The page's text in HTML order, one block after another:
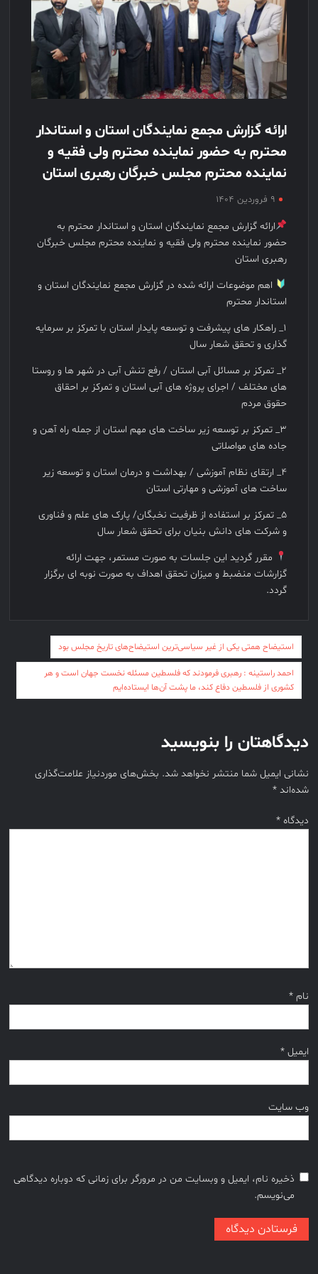
ارائه گزارش مجمع نمایندگان استان و استاندار
محترم به حضور نماینده محترم ولی فقیه و
نماینده محترم مجلس خبرگان رهبری استان
۹ فروردین ۱۴۰۴
ارائه گزارش مجمع نمایندگان استان و استاندار محترم به
حضور نماینده محترم ولی فقیه و نماینده محترم مجلس خبرگان
رهبری استان
اهم موضوعات ارائه شده در گزارش مجمع نمایندگان استان و
استاندار محترم
۱_ راهکار های پیشرفت و توسعه پایدار استان با تمرکز بر سرمایه
گذاری و تحقق شعار سال
۲_ تمرکز بر مسائل آبی استان / رفع تنش آبی در شهر ها و روستا
های مختلف / اجرای پروژه های آبی استان و تمرکز بر احقاق
حقوق مردم
۳_ تمرکز بر توسعه زیر ساخت های مهم استان از جمله راه آهن و
جاده های مواصلاتی
۴_ ارتقای نظام آموزشی / بهداشت و درمان استان و توسعه زیر
ساخت های آموزشی و مهارتی استان
۵_ تمرکز بر استفاده از ظرفیت نخبگان/ پارک های علم و فناوری
و شرکت های دانش بنیان برای تحقق شعار سال
مقرر گردید این جلسات به صورت مستمر، جهت ارائه
گزارشات منضبط و میزان تحقق اهداف به صورت نوبه ای برگزار
گردد.
راهبری
نوشته
استیضاح همتی یکی از غیر سیاسی‌ترین استیضاح‌های تاریخ مجلس بود
احمد راستینه : رهبری فرمودند که فلسطین مسئله نخست جهان است و هر
کشوری از فلسطین دفاع کند، ما پشت آن‌ها ایستاده‌ایم
دیدگاهتان را بنویسید
نشانی ایمیل شما منتشر نخواهد شد. بخش‌های موردنیاز علامت‌گذاری
شده‌اند*
دیدگاه*
نام*
ایمیل*
وب‌ سایت
ذخیره نام، ایمیل و وبسایت من در مرورگر برای زمانی که دوباره دیدگاهی
می‌نویسم.